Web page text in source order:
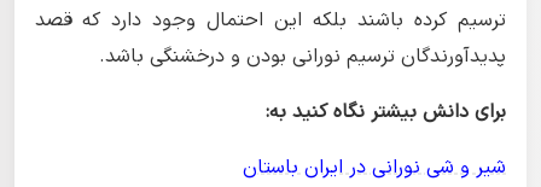
ترسیم کرده باشند بلکه این احتمال وجود دارد که قصد
پدیدآورندگان ترسیم نورانی بودن و درخشنگی باشد.
برای دانش بیشتر نگاه کنید به:
شیر و شی نورانی در ایران باستان